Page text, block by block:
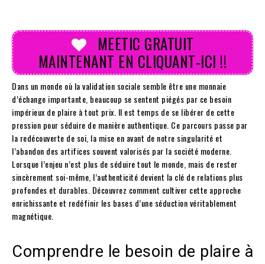
MEETIC GRATUIT
MAINTENANT EN CLIQUANT-ICI !!
Dans un monde où la validation sociale semble être une monnaie
d’échange importante, beaucoup se sentent piégés par ce besoin
impérieux de plaire à tout prix. Il est temps de se libérer de cette
pression pour séduire de manière authentique. Ce parcours passe par
la redécouverte de soi, la mise en avant de notre singularité et
l’abandon des artifices souvent valorisés par la société moderne.
Lorsque l’enjeu n’est plus de séduire tout le monde, mais de rester
sincèrement soi-même, l’authenticité devient la clé de relations plus
profondes et durables. Découvrez comment cultiver cette approche
enrichissante et redéfinir les bases d’une séduction véritablement
magnétique.
Comprendre le besoin de plaire à